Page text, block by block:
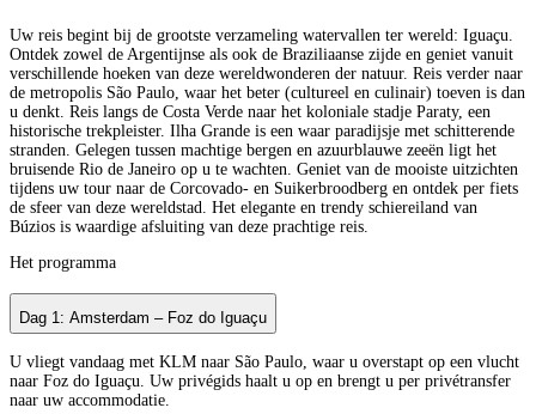
Uw reis begint bij de grootste verzameling watervallen ter wereld: Iguaçu.
Ontdek zowel de Argentijnse als ook de Braziliaanse zijde en geniet vanuit
verschillende hoeken van deze wereldwonderen der natuur. Reis verder naar
de metropolis São Paulo, waar het beter (cultureel en culinair) toeven is dan
u denkt. Reis langs de Costa Verde naar het koloniale stadje Paraty, een
historische trekpleister. Ilha Grande is een waar paradijsje met schitterende
stranden. Gelegen tussen machtige bergen en azuurblauwe zeeën ligt het
bruisende Rio de Janeiro op u te wachten. Geniet van de mooiste uitzichten
tijdens uw tour naar de Corcovado- en Suikerbroodberg en ontdek per fiets
de sfeer van deze wereldstad. Het elegante en trendy schiereiland van
Búzios is waardige afsluiting van deze prachtige reis.
Het programma
Dag 1: Amsterdam – Foz do Iguaçu
U vliegt vandaag met KLM naar São Paulo, waar u overstapt op een vlucht
naar Foz do Iguaçu. Uw privégids haalt u op en brengt u per privétransfer
naar uw accommodatie.